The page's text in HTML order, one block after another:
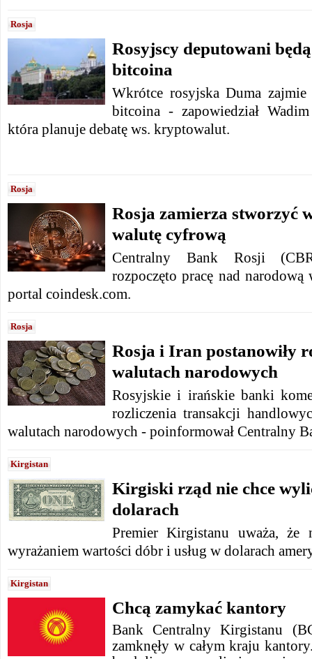
Rosja
Rosyjscy deputowani
bitcoina
Wkrótce rosyjska Duma zajmie
bitcoina - zapowiedział
która planuje debatę ws. kryptowalut.
Rosja
Rosja zamierza stworzyć
walutę cyfrową
Centralny Bank Rosji
rozpoczęto pracę nad narodową
portal coindesk.com.
Rosja
Rosja i Iran postanowiły
walutach narodowych
Rosyjskie i irańskie banki
rozliczenia transakcji
walutach narodowych - poinformował Centralny
Kirgistan
Kirgiski rząd nie chce
dolarach
Premier Kirgistanu uważa, że
wyrażaniem wartości dóbr i usług w dolarach
Kirgistan
Chcą zamykać kantory
Bank Centralny Kirgistanu
zamknęły w całym kraju